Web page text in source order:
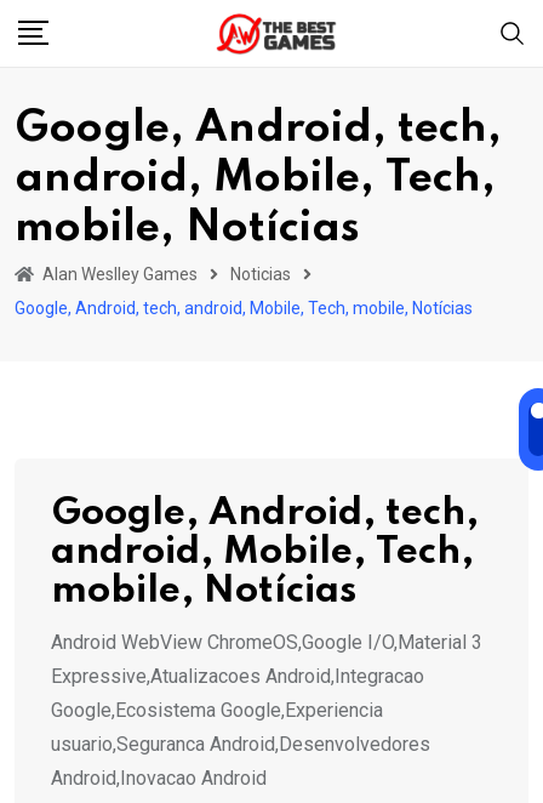
Skip
Google, Android, tech,
android, Mobile, Tech,
mobile, Notícias
Alan Weslley Games
Noticias
Google, Android, tech, android, Mobile, Tech, mobile, Notícias
Google, Android, tech,
android, Mobile, Tech,
mobile, Notícias
Android WebView ChromeOS,Google I/O,Material 3
Expressive,Atualizacoes Android,Integracao
Google,Ecosistema Google,Experiencia
usuario,Seguranca Android,Desenvolvedores
Android,Inovacao Android